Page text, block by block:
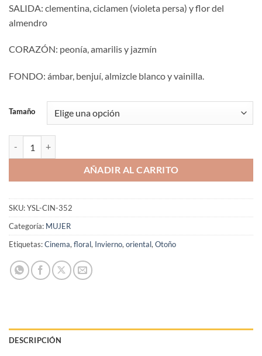
SALIDA: clementina, ciclamen (violeta persa) y flor del
almendro
CORAZÓN: peonía, amarilis y jazmín
FONDO: ámbar, benjuí, almizcle blanco y vainilla.
Tamaño
AÑADIR AL CARRITO
SKU:YSL-CIN-352
Categoría: MUJER
Etiquetas:Cinema, floral, Invierno, oriental, Otoño
DESCRIPCIÓN